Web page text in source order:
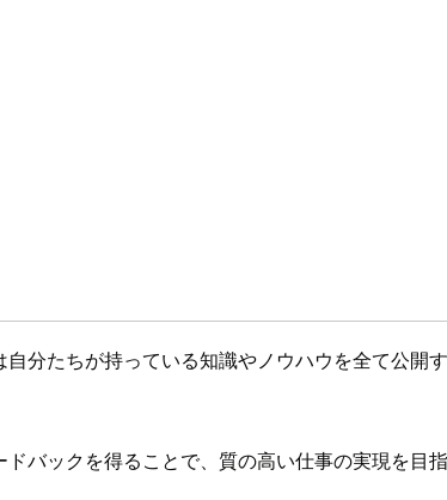
分たちが持っている知識やノウハウを全て公開
バックを得ることで、質の高い仕事の実現を目指